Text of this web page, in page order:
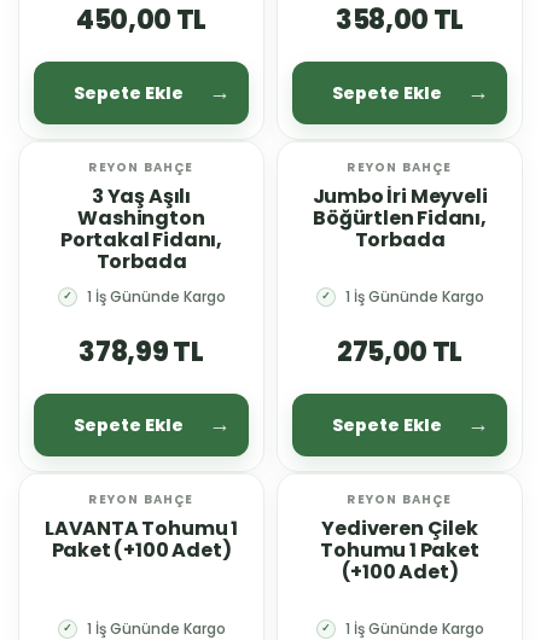
450,00 TL
Sepete Ekle
358,00 TL
Sepete Ekle
REYON BAHÇE
3 Yaş Aşılı
Washington
Portakal Fidanı,
Torbada
✓ 1 İş Gününde Kargo
378,99 TL
Sepete Ekle
REYON BAHÇE
Jumbo İri Meyveli
Böğürtlen Fidanı,
Torbada
✓ 1 İş Gününde Kargo
275,00 TL
Sepete Ekle
REYON BAHÇE
LAVANTA Tohumu 1
Paket (+100 Adet)
✓ 1 İş Gününde Kargo
REYON BAHÇE
Yediveren Çilek
Tohumu 1 Paket
(+100 Adet)
✓ 1 İş Gününde Kargo